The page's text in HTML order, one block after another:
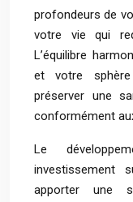
profondeurs de
votre vie qui
L’équilibre
et votre
préserver une
conformément
Le
apporter une